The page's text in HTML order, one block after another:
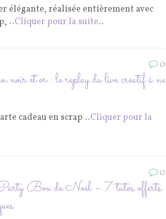
élégante, réalisée entièrement avec
..Cliquer pour la suite..
0
noir et or : le replay du live créatif à ne
cadeau en scrap ..Cliquer pour la
0
Box de Noël – 7 tutos offerts